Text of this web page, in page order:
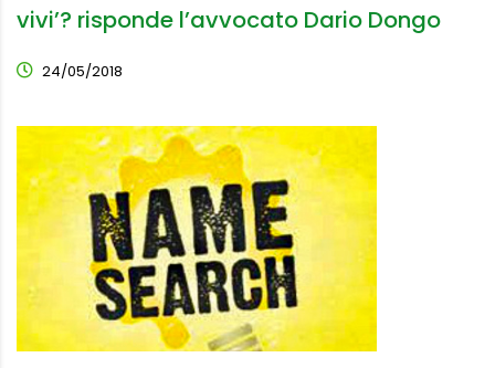
vivi’? risponde l’avvocato Dario Dongo
24/05/2018